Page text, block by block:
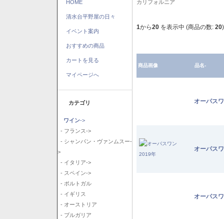
HOME
清水台平野屋の日々
イベント案内
おすすめの商品
カートを見る
マイページへ
カテゴリ
ワイン->
- フランス->
- シャンパン・ヴァンムスー-
>
- イタリア->
- スペイン->
- ポルトガル
- イギリス
- オーストリア
- ブルガリア
カリフォルニア
1から20 を表示中 (商品の数: 20)
商品画像 品名-
オーパス
オーパス
オーパス